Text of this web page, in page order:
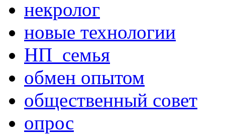
некролог
новые технологии
НП_семья
обмен опытом
общественный совет
опрос